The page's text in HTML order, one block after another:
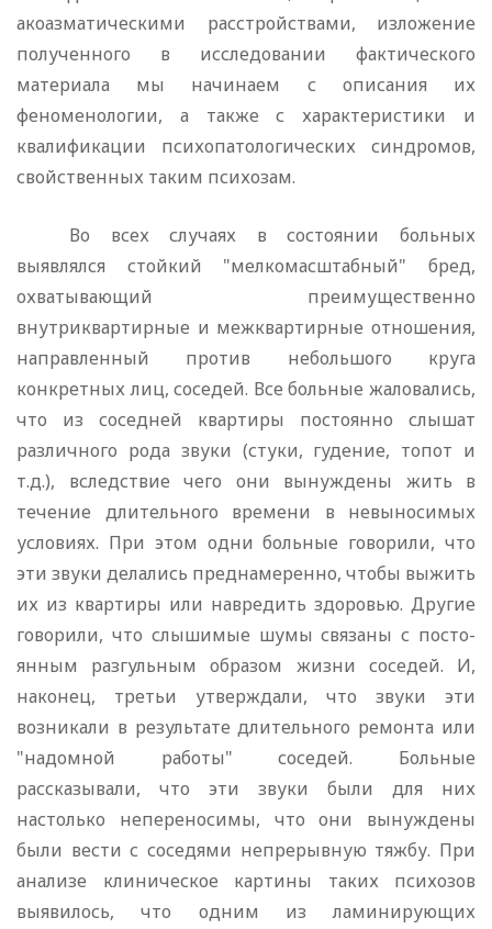
акоазмати­ческими расстройствами, изложение
полученного в исследовании фактического
материала мы начинаем с описания их
феноменоло­гии, а также с характеристики и
квалификации психопатологи­ческих синдромов,
свойственных таким психозам.
Во всех случаях в состоянии больных
выявлялся стойкий "мелкомасштабный" бред,
охватывающий преимущественно
внутриквартирные и межквартирные отношения,
направленный против не­большого круга
конкретных лиц, соседей. Все больные жалова­лись,
что из соседней квартиры постоянно слышат
различного рода звуки (стуки, гудение, топот и
т.д.), вследствие чего они вынуждены жить в
течение длительного времени в невыносимых
условиях. При этом одни больные говорили, что
эти звуки дела­лись преднамеренно, чтобы выжить
их из квартиры или навредить здоровью. Другие
говорили, что слышимые шумы связаны с посто­
янным разгульным образом жизни соседей. И,
наконец, третьи утверждали, что звуки эти
возникали в результате длительного ремонта или
"надомной работы" соседей. Больные
рассказывали, что эти звуки были для них
настолько непереносимы, что они вынуждены
были вести с соседями непрерывную тяжбу. При
анали­зе клиническое картины таких психозов
выявилось, что одним из ламинирующих